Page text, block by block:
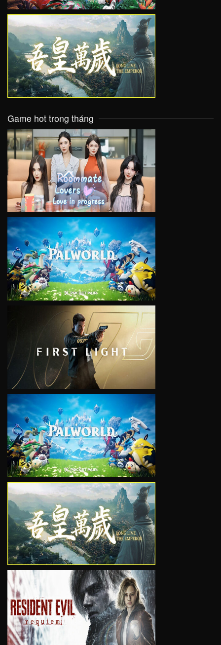
VIEW
Game hot trong tháng
VIEW
VIEW
VIEW
VIEW
VIEW
VIEW